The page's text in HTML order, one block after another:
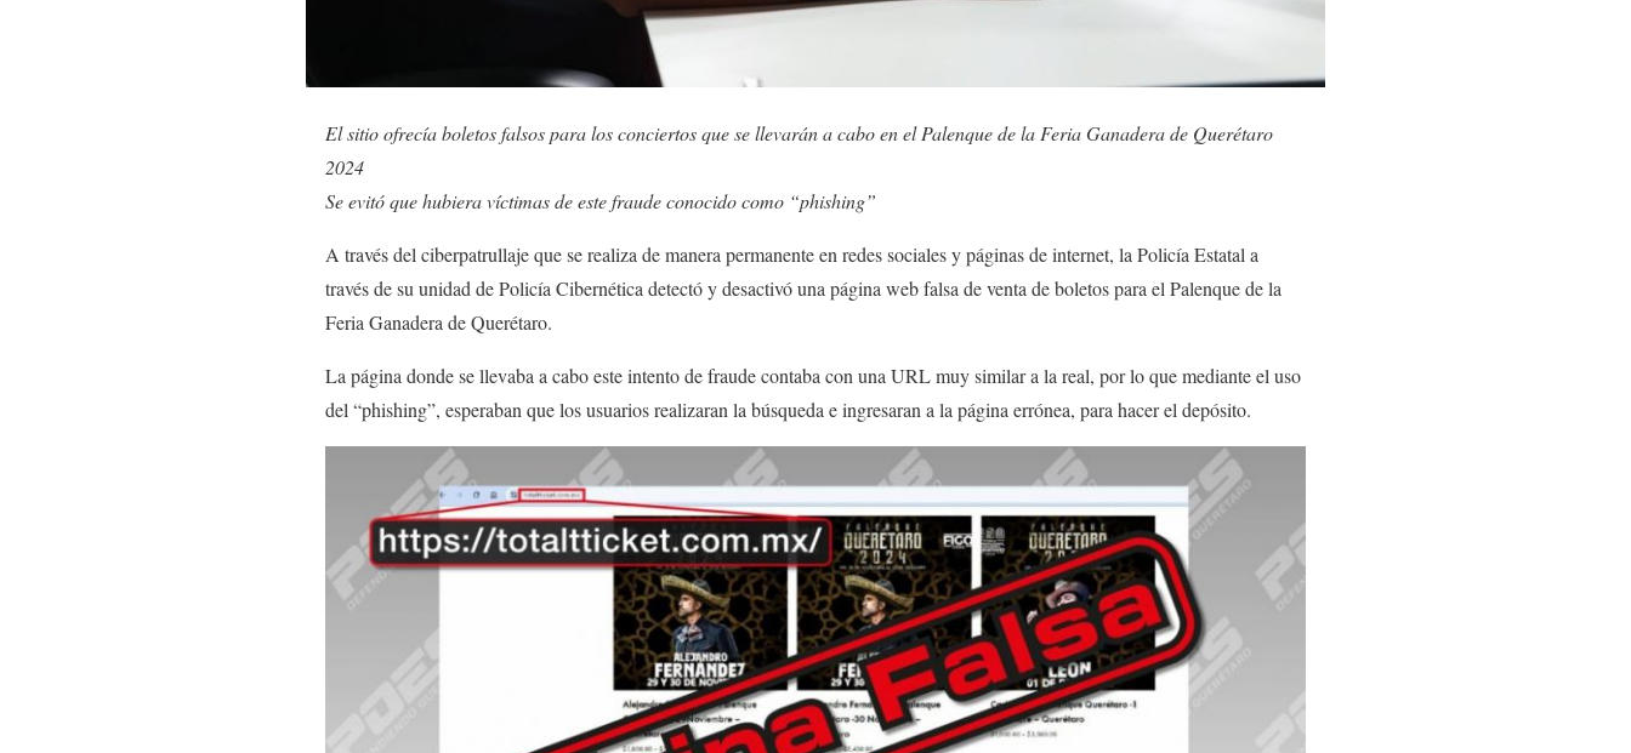
El sitio ofrecía boletos falsos para los conciertos que se llevarán a cabo en el Palenque de la Feria Ganadera de Querétaro
2024
Se evitó que hubiera víctimas de este fraude conocido como “phishing”
A través del ciberpatrullaje que se realiza de manera permanente en redes sociales y páginas de internet, la Policía Estatal a
través de su unidad de Policía Cibernética detectó y desactivó una página web falsa de venta de boletos para el Palenque de la
Feria Ganadera de Querétaro.
La página donde se llevaba a cabo este intento de fraude contaba con una URL muy similar a la real, por lo que mediante el uso
del “phishing”, esperaban que los usuarios realizaran la búsqueda e ingresaran a la página errónea, para hacer el depósito.